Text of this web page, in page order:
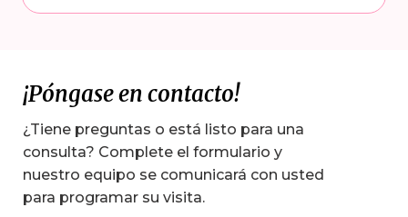
¡Póngase en contacto!
¿Tiene preguntas o está listo para una
consulta? Complete el formulario y
nuestro equipo se comunicará con usted
para programar su visita.